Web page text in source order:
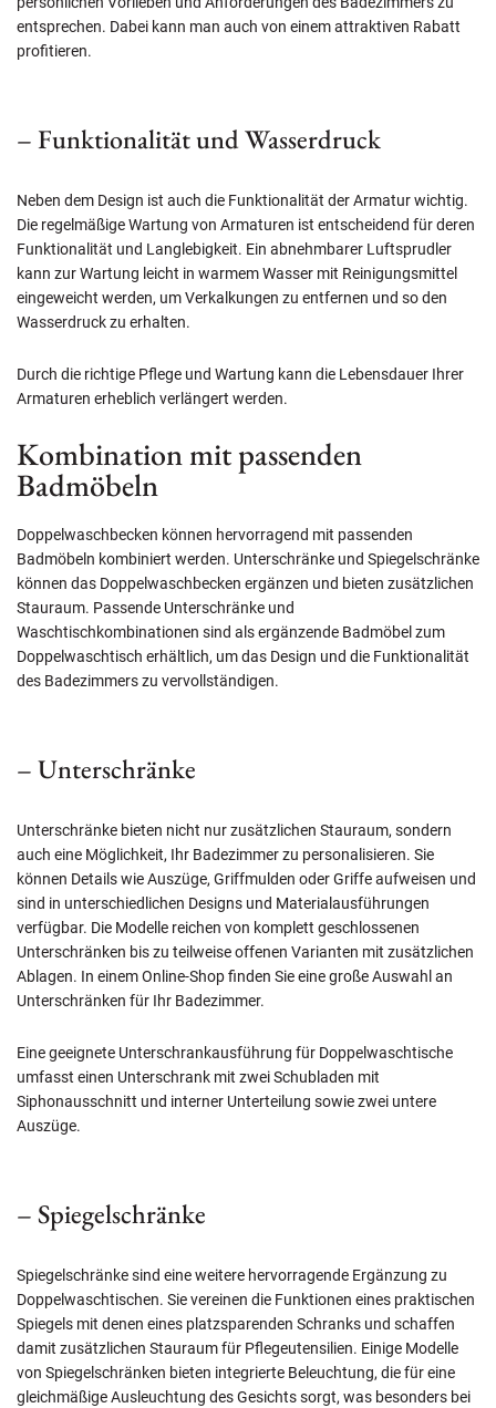
entsprechen. Dabei kann man auch von einem attraktiven Rabatt
profitieren.
– Funktionalität und Wasserdruck
Neben dem Design ist auch die Funktionalität der Armatur wichtig.
Die regelmäßige Wartung von Armaturen ist entscheidend für deren
Funktionalität und Langlebigkeit. Ein abnehmbarer Luftsprudler
kann zur Wartung leicht in warmem Wasser mit Reinigungsmittel
eingeweicht werden, um Verkalkungen zu entfernen und so den
Wasserdruck zu erhalten.
Durch die richtige Pflege und Wartung kann die Lebensdauer Ihrer
Armaturen erheblich verlängert werden.
Kombination mit passenden
Badmöbeln
Doppelwaschbecken können hervorragend mit passenden
Badmöbeln kombiniert werden. Unterschränke und Spiegelschränke
können das Doppelwaschbecken ergänzen und bieten zusätzlichen
Stauraum. Passende Unterschränke und
Waschtischkombinationen sind als ergänzende Badmöbel zum
Doppelwaschtisch erhältlich, um das Design und die Funktionalität
des Badezimmers zu vervollständigen.
– Unterschränke
Unterschränke bieten nicht nur zusätzlichen Stauraum, sondern
auch eine Möglichkeit, Ihr Badezimmer zu personalisieren. Sie
können Details wie Auszüge, Griffmulden oder Griffe aufweisen und
sind in unterschiedlichen Designs und Materialausführungen
verfügbar. Die Modelle reichen von komplett geschlossenen
Unterschränken bis zu teilweise offenen Varianten mit zusätzlichen
Ablagen. In einem Online-Shop finden Sie eine große Auswahl an
Unterschränken für Ihr Badezimmer.
Eine geeignete Unterschrankausführung für Doppelwaschtische
umfasst einen Unterschrank mit zwei Schubladen mit
Siphonausschnitt und interner Unterteilung sowie zwei untere
Auszüge.
– Spiegelschränke
Spiegelschränke sind eine weitere hervorragende Ergänzung zu
Doppelwaschtischen. Sie vereinen die Funktionen eines praktischen
Spiegels mit denen eines platzsparenden Schranks und schaffen
damit zusätzlichen Stauraum für Pflegeutensilien. Einige Modelle
von Spiegelschränken bieten integrierte Beleuchtung, die für eine
gleichmäßige Ausleuchtung des Gesichts sorgt, was besonders bei